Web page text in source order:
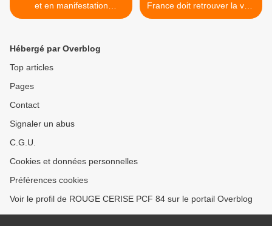
et en manifestation
vendredi 13 octobre. Appel
France doit retrouver la voix
qui était la sienne en Israël-
Hébergé par Overblog
Top articles
Pages
Contact
Signaler un abus
C.G.U.
Cookies et données personnelles
Préférences cookies
Voir le profil de ROUGE CERISE PCF 84 sur le portail Overblog